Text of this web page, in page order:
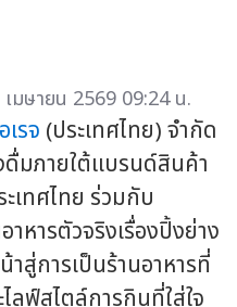
มษายน 2569 09:24 น.
เรจ (ประเทศไทย) จำกัด
มภายใต้แบรนด์สินค้า
เทศไทย ร่วมกับ
าหารตัวจริงเรื่องปิ้งย่าง
สู่การเป็นร้านอาหารที่
ไลฟ์สไตล์การกินที่ใส่ใจ